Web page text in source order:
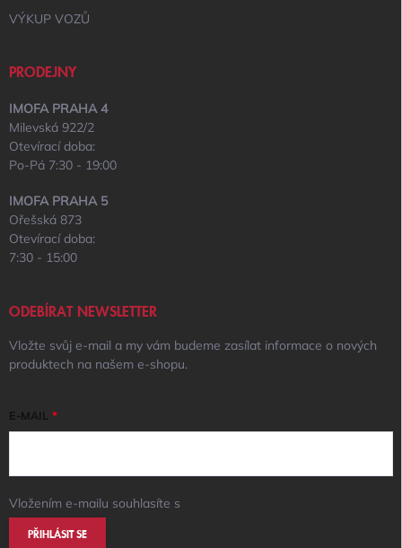
VÝKUP VOZŮ
PRODEJNY
IMOFA PRAHA 4
Milevská 922/2
Otevírací doba:
Po-Pá 7:30 - 19:00
IMOFA PRAHA 5
Ořešská 873
Otevírací doba:
7:30 - 15:00
ODEBÍRAT NEWSLETTER
Vložte svůj e-mail a my vám budeme zasílat informace o nových
produktech na našem e-shopu.
E-MAIL
Vložením e-mailu souhlasíte s
PŘIHLÁSIT SE